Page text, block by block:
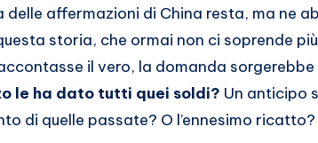
delle affermazioni di China resta, ma ne
storia, che ormai non ci soprende più
il vero, la domanda
le ha dato tutti quei soldi? Un anticipo
di quelle passate? O l’ennesimo ricatto?